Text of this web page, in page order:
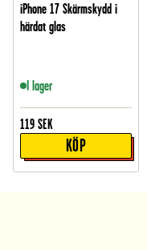
iPhone 17 Skärmskydd i
härdat glas
I lager
119 SEK
KÖP